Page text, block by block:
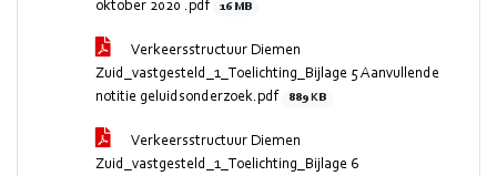
oktober 2020 .pdf
16 MB
Verkeersstructuur Diemen
Zuid_vastgesteld_1_Toelichting_Bijlage 5 Aanvullende
notitie geluidsonderzoek.pdf
889 KB
Verkeersstructuur Diemen
Zuid_vastgesteld_1_Toelichting_Bijlage 6